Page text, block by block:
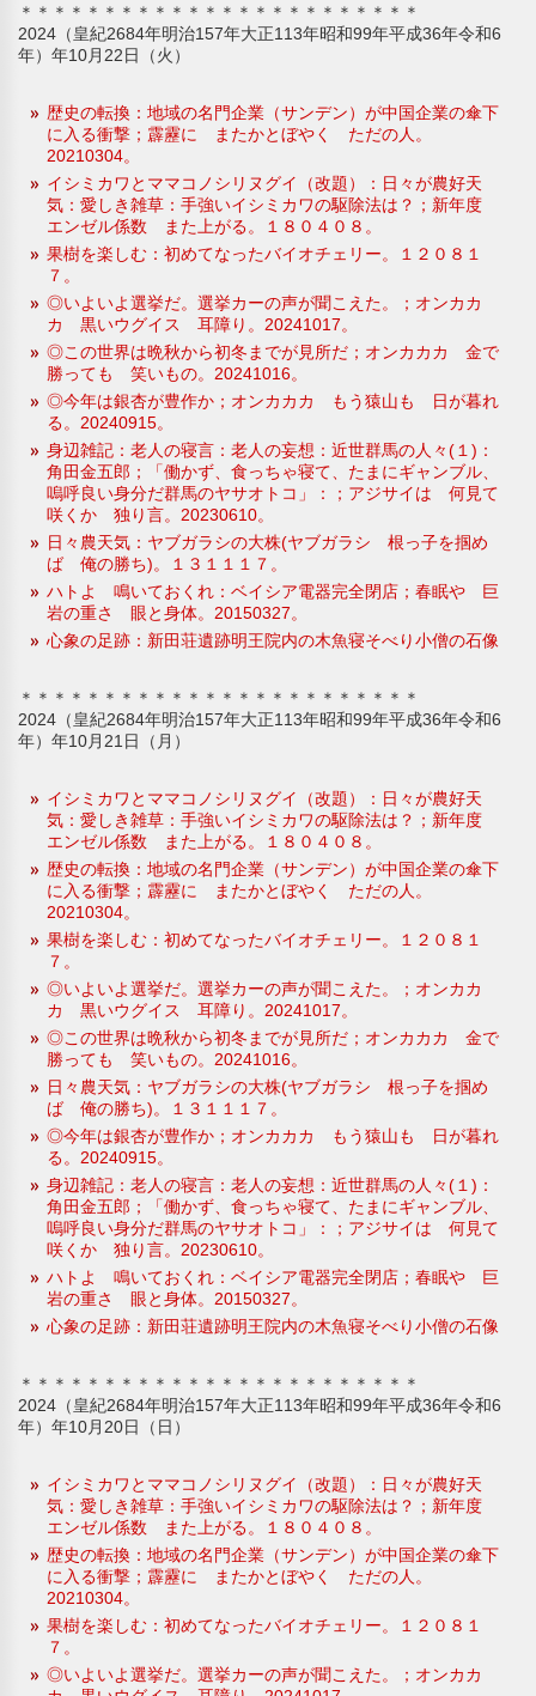
＊＊＊＊＊＊＊＊＊＊＊＊＊＊＊＊＊＊＊＊＊＊＊＊
2024（皇紀2684年明治157年大正113年昭和99年平成36年令和6
年）年10月22日（火）
歴史の転換：地域の名門企業（サンデン）が中国企業の傘下
に入る衝撃；霹靂に またかとぼやく ただの人。
20210304。
イシミカワとママコノシリヌグイ（改題）：日々が農好天
気：愛しき雑草：手強いイシミカワの駆除法は？；新年度
エンゼル係数 また上がる。１８０４０８。
果樹を楽しむ：初めてなったバイオチェリー。１２０８１
７。
◎いよいよ選挙だ。選挙カーの声が聞こえた。；オンカカ
カ 黒いウグイス 耳障り。20241017。
◎この世界は晩秋から初冬までが見所だ；オンカカカ 金で
勝っても 笑いもの。20241016。
◎今年は銀杏が豊作か；オンカカカ もう猿山も 日が暮れ
る。20240915。
身辺雑記：老人の寝言：老人の妄想：近世群馬の人々(１)：
角田金五郎；「働かず、食っちゃ寝て、たまにギャンブル、
嗚呼良い身分だ群馬のヤサオトコ」：；アジサイは 何見て
咲くか 独り言。20230610。
日々農天気：ヤブガラシの大株(ヤブガラシ 根っ子を掴め
ば 俺の勝ち)。１３１１１７。
ハトよ 鳴いておくれ：ベイシア電器完全閉店；春眠や 巨
岩の重さ 眼と身体。20150327。
心象の足跡：新田荘遺跡明王院内の木魚寝そべり小僧の石像
＊＊＊＊＊＊＊＊＊＊＊＊＊＊＊＊＊＊＊＊＊＊＊＊
2024（皇紀2684年明治157年大正113年昭和99年平成36年令和6
年）年10月21日（月）
イシミカワとママコノシリヌグイ（改題）：日々が農好天
気：愛しき雑草：手強いイシミカワの駆除法は？；新年度
エンゼル係数 また上がる。１８０４０８。
歴史の転換：地域の名門企業（サンデン）が中国企業の傘下
に入る衝撃；霹靂に またかとぼやく ただの人。
20210304。
果樹を楽しむ：初めてなったバイオチェリー。１２０８１
７。
◎いよいよ選挙だ。選挙カーの声が聞こえた。；オンカカ
カ 黒いウグイス 耳障り。20241017。
◎この世界は晩秋から初冬までが見所だ；オンカカカ 金で
勝っても 笑いもの。20241016。
日々農天気：ヤブガラシの大株(ヤブガラシ 根っ子を掴め
ば 俺の勝ち)。１３１１１７。
◎今年は銀杏が豊作か；オンカカカ もう猿山も 日が暮れ
る。20240915。
身辺雑記：老人の寝言：老人の妄想：近世群馬の人々(１)：
角田金五郎；「働かず、食っちゃ寝て、たまにギャンブル、
嗚呼良い身分だ群馬のヤサオトコ」：；アジサイは 何見て
咲くか 独り言。20230610。
ハトよ 鳴いておくれ：ベイシア電器完全閉店；春眠や 巨
岩の重さ 眼と身体。20150327。
心象の足跡：新田荘遺跡明王院内の木魚寝そべり小僧の石像
＊＊＊＊＊＊＊＊＊＊＊＊＊＊＊＊＊＊＊＊＊＊＊＊
2024（皇紀2684年明治157年大正113年昭和99年平成36年令和6
年）年10月20日（日）
イシミカワとママコノシリヌグイ（改題）：日々が農好天
気：愛しき雑草：手強いイシミカワの駆除法は？；新年度
エンゼル係数 また上がる。１８０４０８。
歴史の転換：地域の名門企業（サンデン）が中国企業の傘下
に入る衝撃；霹靂に またかとぼやく ただの人。
20210304。
果樹を楽しむ：初めてなったバイオチェリー。１２０８１
７。
◎いよいよ選挙だ。選挙カーの声が聞こえた。；オンカカ